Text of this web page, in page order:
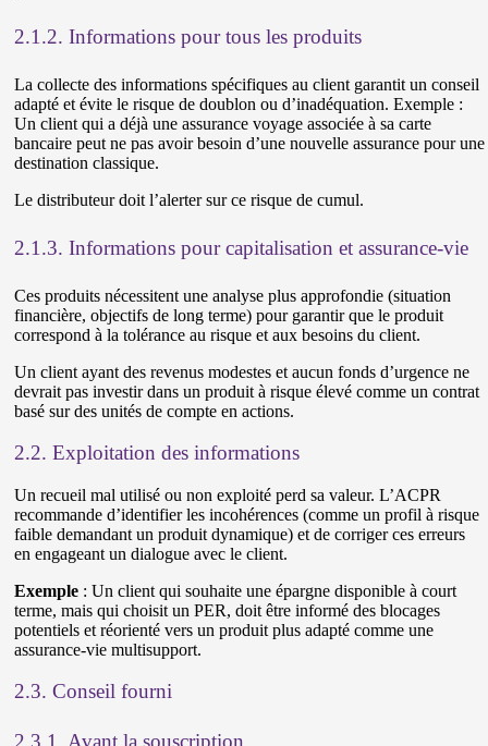
2.1.2. Informations pour tous les produits
La collecte des informations spécifiques au client garantit un conseil
adapté et évite le risque de doublon ou d’inadéquation. Exemple :
Un client qui a déjà une assurance voyage associée à sa carte
bancaire peut ne pas avoir besoin d’une nouvelle assurance pour une
destination classique.
Le distributeur doit l’alerter sur ce risque de cumul.
2.1.3. Informations pour capitalisation et assurance-vie
Ces produits nécessitent une analyse plus approfondie (situation
financière, objectifs de long terme) pour garantir que le produit
correspond à la tolérance au risque et aux besoins du client.
Un client ayant des revenus modestes et aucun fonds d’urgence ne
devrait pas investir dans un produit à risque élevé comme un contrat
basé sur des unités de compte en actions.
2.2. Exploitation des informations
Un recueil mal utilisé ou non exploité perd sa valeur. L’ACPR
recommande d’identifier les incohérences (comme un profil à risque
faible demandant un produit dynamique) et de corriger ces erreurs
en engageant un dialogue avec le client.
Exemple : Un client qui souhaite une épargne disponible à court
terme, mais qui choisit un PER, doit être informé des blocages
potentiels et réorienté vers un produit plus adapté comme une
assurance-vie multisupport.
2.3. Conseil fourni
2.3.1. Avant la souscription